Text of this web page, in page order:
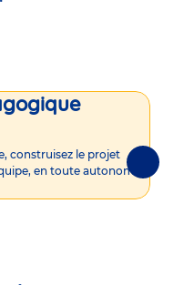
construisez le projet
en toute autonomie !